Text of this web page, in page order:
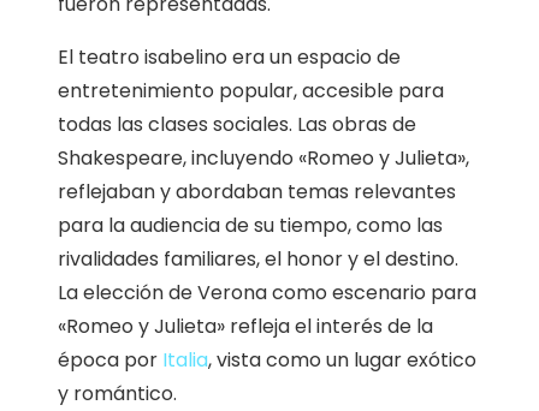
El teatro isabelino era un espacio de
entretenimiento popular, accesible para
todas las clases sociales. Las obras de
Shakespeare, incluyendo «Romeo y Julieta»,
reflejaban y abordaban temas relevantes
para la audiencia de su tiempo, como las
rivalidades familiares, el honor y el destino.
La elección de Verona como escenario para
«Romeo y Julieta» refleja el interés de la
época por Italia, vista como un lugar exótico
y romántico.